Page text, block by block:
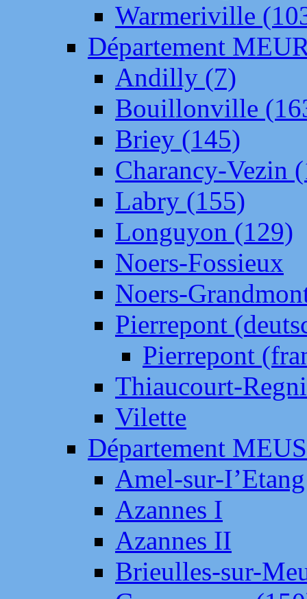
Warmeriville
Département
Andilly (7)
Bouillonville
Briey (145)
Charancy-Vezin
Labry (155)
Longuyon (129)
Noers-Fossieux
Noers-
Pierrepont
Pierrepont
Thiaucourt-
Vilette
Département
Amel-sur-
Azannes I
Azannes II
Brieulles-sur-